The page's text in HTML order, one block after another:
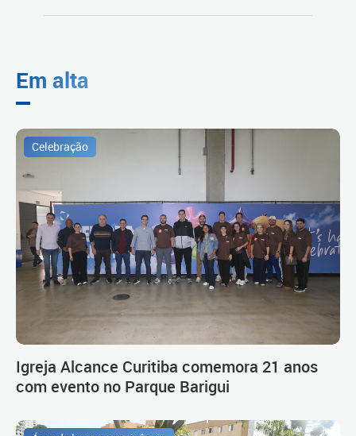
Em alta
Celebração
Igreja Alcance Curitiba comemora 21 anos
com evento no Parque Barigui